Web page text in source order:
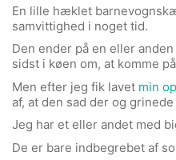
En lille hæklet
samvittighed i noget tid.
Den ender på en eller
sidst i køen om, at komme
Men efter jeg fik lavet min
af, at den sad der og
Jeg har et eller andet med
De er bare indbegrebet af